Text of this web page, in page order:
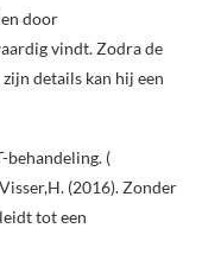
door
vindt. Zodra de
details kan hij een
behandeling. (
(2016). Zonder
tot een